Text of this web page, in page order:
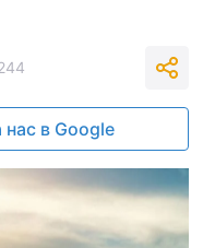
нас в Google